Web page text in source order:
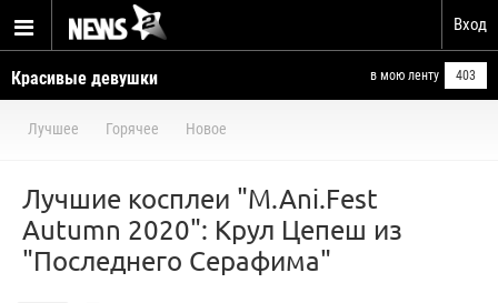
Вход
Красивые девушки в мою ленту 403
Лучшее Горячее Новое
Лучшие косплеи "M.Ani.Fest
Autumn 2020": Крул Цепеш из
"Последнего Серафима"